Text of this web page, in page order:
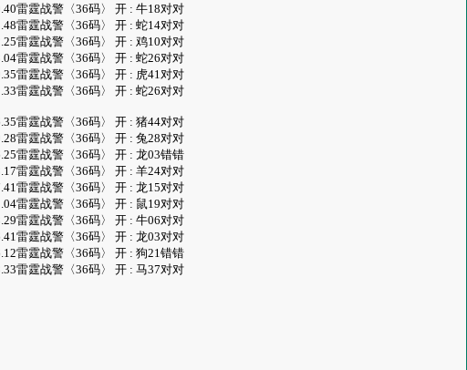
雷霆战警〈36码〉 开 : 牛18对对
雷霆战警〈36码〉 开 : 蛇14对对
雷霆战警〈36码〉 开 : 鸡10对对
雷霆战警〈36码〉 开 : 蛇26对对
雷霆战警〈36码〉 开 : 虎41对对
雷霆战警〈36码〉 开 : 蛇26对对
雷霆战警〈36码〉 开 : 猪44对对
雷霆战警〈36码〉 开 : 兔28对对
雷霆战警〈36码〉 开 : 龙03错错
雷霆战警〈36码〉 开 : 羊24对对
雷霆战警〈36码〉 开 : 龙15对对
雷霆战警〈36码〉 开 : 鼠19对对
雷霆战警〈36码〉 开 : 牛06对对
雷霆战警〈36码〉 开 : 龙03对对
雷霆战警〈36码〉 开 : 狗21错错
雷霆战警〈36码〉 开 : 马37对对